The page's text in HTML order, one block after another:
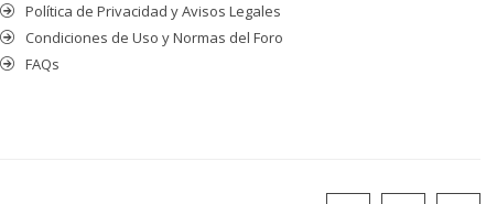
Política de Privacidad y Avisos Legales
Condiciones de Uso y Normas del Foro
FAQs